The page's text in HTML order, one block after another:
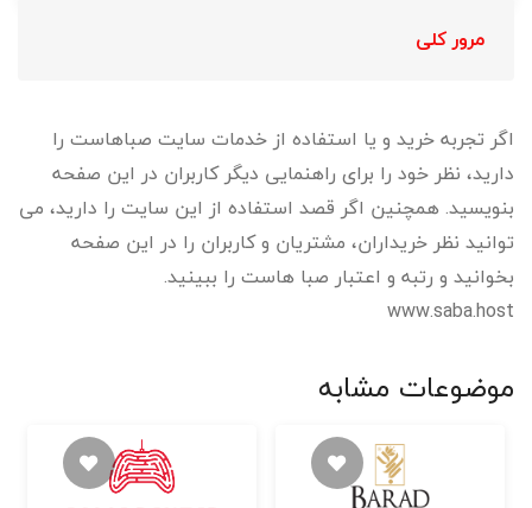
مرور کلی
اگر تجربه خرید و یا استفاده از خدمات سایت صباهاست را
دارید، نظر خود را برای راهنمایی دیگر کاربران در این صفحه
بنویسید. همچنین اگر قصد استفاده از این سایت را دارید، می
توانید نظر خریداران، مشتریان و کاربران را در این صفحه
بخوانید و رتبه و اعتبار صبا هاست را ببینید.
www.saba.host
موضوعات مشابه